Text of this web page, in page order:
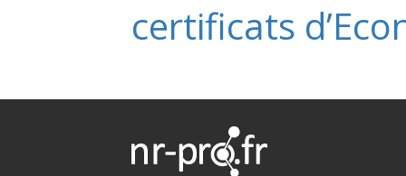
certificats